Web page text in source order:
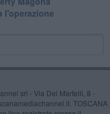
l'operazione
srl - Via Dei Martelli, 8 -
TOSCANA